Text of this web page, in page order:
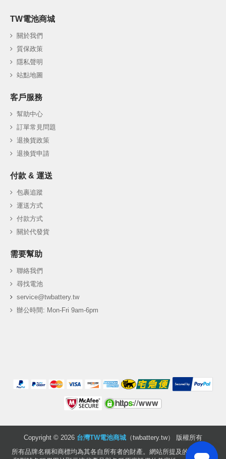
TW電池商城
關於我們
質保政策
隱私聲明
站點地圖
客戶服務
幫助中心
訂單常見問題
退換貨政策
退換貨申請
付款 & 運送
包裹追蹤
運送方式
付款方式
關於代發貨
需要幫助
聯絡我們
尋找電池
service@twbattery.tw
辦公時間: Mon-Fri 9am-6pm
Copyright © 2026 台灣TW電池商城 （twbattery.tw） 版權所有
所有品牌名稱和商標均為其各自所有者的財產。網站所提及的品牌名稱